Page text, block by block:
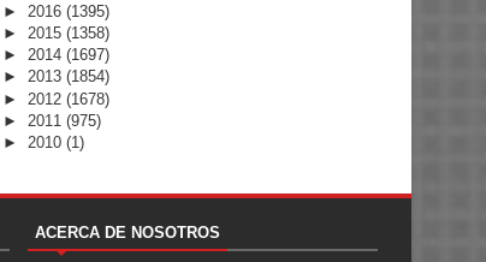
► 2016 (1395)
► 2015 (1358)
► 2014 (1697)
► 2013 (1854)
► 2012 (1678)
► 2011 (975)
► 2010 (1)
ACERCA DE NOSOTROS